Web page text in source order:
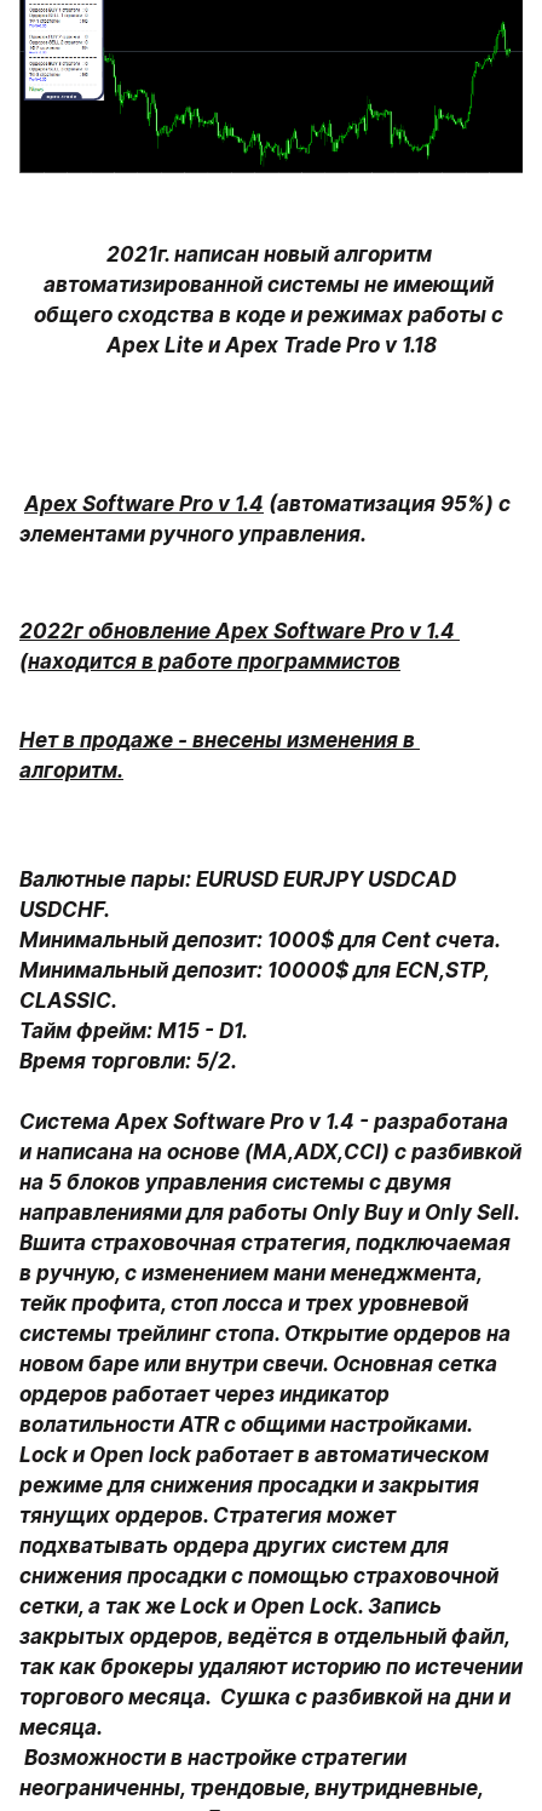
2021г. написан новый алгоритм
автоматизированной системы не имеющий
общего сходства в коде и режимах работы с
Apex Lite и Apex Trade Pro v 1.18
Apex Software Pro v 1.4 (автоматизация 95%) с
элементами ручного управления.
2022г обновление Apex Software Pro v 1.4
(находится в работе программистов
Нет в продаже - внесены изменения в
алгоритм.
Валютные пары: EURUSD EURJPY USDCAD
USDCHF.
Минимальный депозит: 1000$ для Cent счета.
Минимальный депозит: 10000$ для ECN,STP,
CLASSIC.
Тайм фрейм: М15 - D1.
Время торговли: 5/2.
Система Apex Software Pro v 1.4 - разработана
и написана на основе (MA,ADX,CCI) с разбивкой
на 5 блоков управления системы с двумя
направлениями для работы Only Buy и Only Sell.
Вшита страховочная стратегия, подключаемая
в ручную, с изменением мани менеджмента,
тейк профита, стоп лосса и трех уровневой
системы трейлинг стопа. Открытие ордеров на
новом баре или внутри свечи. Основная сетка
ордеров работает через индикатор
волатильности ATR с общими настройками.
Lock и Open lock работает в автоматическом
режиме для снижения просадки и закрытия
тянущих ордеров. Стратегия может
подхватывать ордера других систем для
снижения просадки с помощью страховочной
сетки, а так же Lock и Open Lock. Запись
закрытых ордеров, ведётся в отдельный файл,
так как брокеры удаляют историю по истечении
торгового месяца.  Сушка с разбивкой на дни и
месяца.
неограниченны, трендовые, внутридневные,